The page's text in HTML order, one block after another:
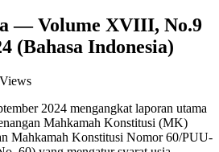
— Volume XVIII, No.9
(Bahasa Indonesia)
2024 mengangkat laporan utama
Mahkamah Konstitusi (MK)
Mahkamah Konstitusi Nomor 60/PUU-